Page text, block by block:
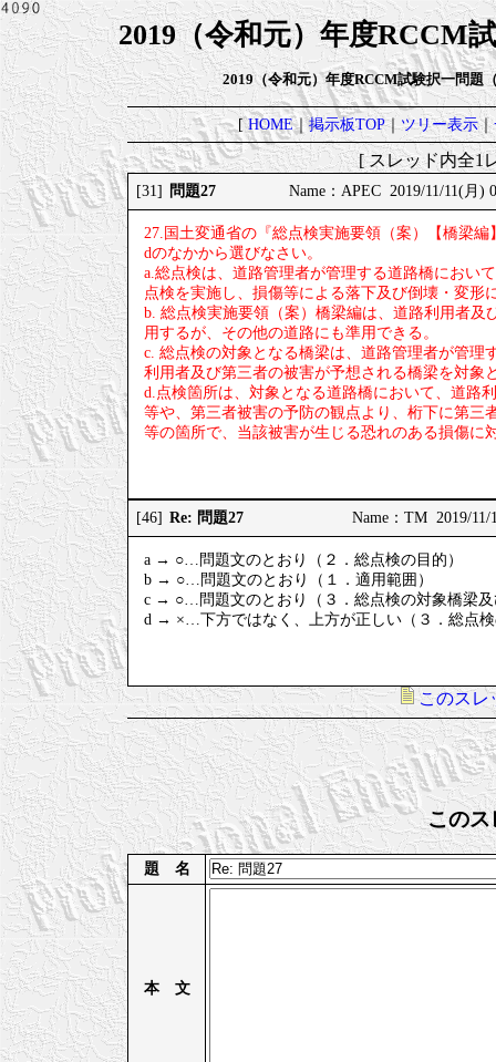
2019（令和元）年度RCCM
2019（令和元）年度RCCM試験択一問題
[HOME｜掲示板TOP｜ ツリー表示｜
[ スレッド内全
[31] 問題27 Name：APEC 2019/11/11(月)
27.国土変通省の『総点検実施要領（案）【橋梁
dのなかから選びなさい。
a.総点検は、道路管理者が管理する道路橋におい
点検を実施し、損傷等による落下及び倒壊・変
b. 総点検実施要領（案）橋梁編は、道路利用者
用するが、その他の道路にも準用できる。
c. 総点検の対象となる橋梁は、道路管理者が管
利用者及び第三者の被害が予想される橋梁を対象
d.点検箇所は、対象となる道路橋において、道路
等や、第三者被害の予防の観点より、桁下に第三
等の箇所で、当該被害が生じる恐れのある損傷に
[46] Re: 問題27 Name：TM 2019/
a → ○…問題文のとおり（２．総点検の目的）
b → ○…問題文のとおり（１．適用範囲）
c → ○…問題文のとおり（３．総点検の対象橋梁及
d → ×…下方ではなく、上方が正しい（３．総点
このスレ
このス
題 名
本 文